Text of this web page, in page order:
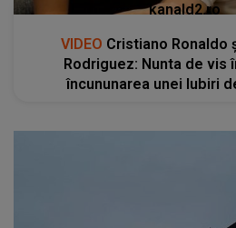
kanald2.ro
VIDEO Cristiano Ronaldo
Rodriguez: Nunta de vis
încununarea unei Iubiri